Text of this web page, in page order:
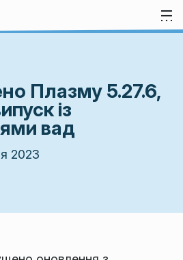
Плазму 5.27.6,
із
вад
2023